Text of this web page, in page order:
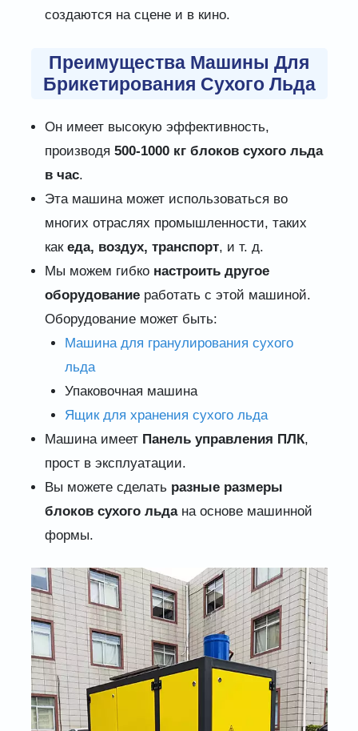
создаются на сцене и в кино.
Преимущества Машины Для
Брикетирования Сухого Льда
Он имеет высокую эффективность,
производя 500-1000 кг блоков сухого льда
в час.
Эта машина может использоваться во
многих отраслях промышленности, таких
как еда, воздух, транспорт, и т. д.
Мы можем гибко настроить другое
оборудованиеработать с этой машиной.
Оборудование может быть:
Машина для гранулирования сухого
льда
Упаковочная машина
Ящик для хранения сухого льда
Машина имеет Панель управления ПЛК,
прост в эксплуатации.
Вы можете сделать разные размеры
блоков сухого льдана основе машинной
формы.